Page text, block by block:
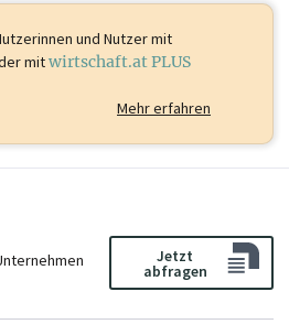
und Nutzer mit
mitwirtschaft.at PLUS
Mehr erfahren
Jetzt
abfragen